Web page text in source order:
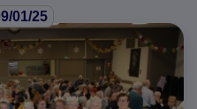
01/25